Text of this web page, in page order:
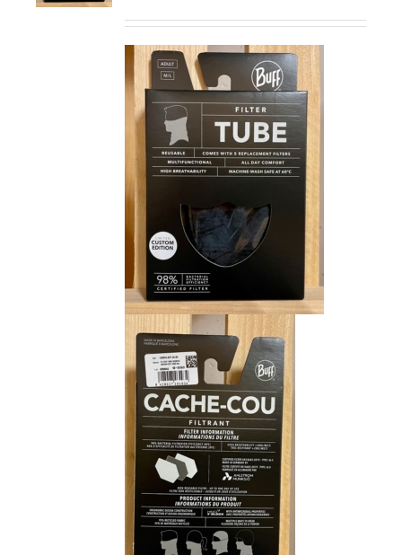
initial
était :
CHF 15.00.
actuel
est :
CHF 9.00.